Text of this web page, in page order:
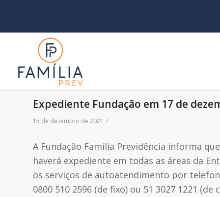
Expediente Fundação em 17 de
15 de dezembro de 2021 /
A Fundação Família Previdência informa
haverá expediente em todas as áreas da
os serviços de autoatendimento por
0800 510 2596 (de fixo) ou 51 3027 1221